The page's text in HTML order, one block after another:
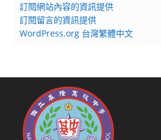
訂閱網站內容的資訊提供
訂閱留言的資訊提供
WordPress.org 台灣繁體中文